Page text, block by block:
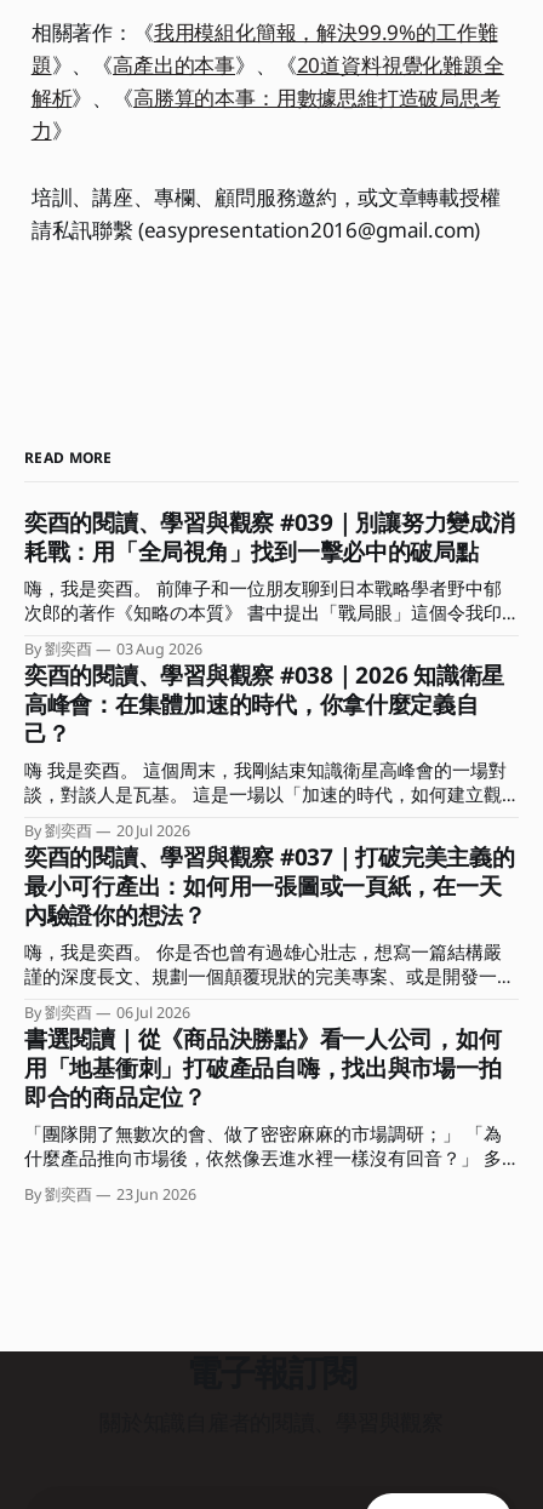
相關著作：《我用模組化簡報，解決99.9%的工作難
題》、《高產出的本事》、《20道資料視覺化難題全
解析》、《高勝算的本事：用數據思維打造破局思考
力》
培訓、講座、專欄、顧問服務邀約，或文章轉載授權
請私訊聯繫 (easypresentation2016@gmail.com)
READ MORE
奕酉的閱讀、學習與觀察 #039｜別讓努力變成消
耗戰：用「全局視角」找到一擊必中的破局點
嗨，我是奕酉。 前陣子和一位朋友聊到日本戰略學者野中郁
次郎的著作《知略の本質》 書中提出「戰局眼」這個令我印
象深刻的概念。作者分析歷史上許多以弱勝強的逆轉戰事，發
現頂尖指揮官能擺脫消耗戰，關鍵不在於盲目的執行力，而是
在混沌中能瞬間看穿局勢、找到破局點的洞察力。 書中也指
出，真正具備戰局眼的指揮官在關鍵時刻的決策有兩個關鍵：
一｜懂得捨棄。明白哪些局部利益能放棄，以換取整體戰局的
空間與時間。 二｜精準的時機感。知道何時該蓄力、何時該
果斷傾全力下注。 這讓我聯想到，這不正是多數人在面對競
爭時最欠缺的「全局視角」嗎？ 常有人問我：奕酉，為什麼
我每天拼命生內容、趕專案，產出卻總是像消耗品一樣，價格
總是拉不起來，甚至愈做愈累？ 答案其實很簡單：你是在用
微觀的戰術勤奮，掩蓋戰略上的懶惰。 這期電子報，我想和
你聊聊什麼是全局視角？能帶來哪些具體效益？又該如何在生
活與工作上培養這種全局視角？ ．．． 擺脫低價內耗，用全
局視角架設「迷宮無人機」 你是否也有過這樣的無力感？ 沒
日沒夜都在趕報告、生內容，還要處理客戶需求，忙得不可開
交，但產出卻總是被當成消耗品，難以產生更大價值？
By 劉奕酉 03 Aug 2026
奕酉的閱讀、學習與觀察 #038｜2026 知識衛星
高峰會：在集體加速的時代，你拿什麼定義自
己？
嗨 我是奕酉。 這個周末，我剛結束知識衛星高峰會的一場對
談，對談人是瓦基。 這是一場以「加速的時代，如何建立觀
點、用結構放大影響力」為主題的對談，在準備時我也在思
索：已經這麼多人在談 AI 的各種面向、各種應用技巧，我們
還能說些什麼？什麼又是前來參加的聽眾想要聽到的？ 「肯
定不是網路上查得到，也不會是你問 AI 會得到的內容。」 抱
持著這樣的心情，我和瓦基決定以各自扮演的角色說些自己的
深刻感受，包括創作者、學習者，還有自雇者、商業顧問的視
角來回答「加速的時代，如何建立觀點、用結構放大影響力」
這個問題。 不知道前來聆聽這場對談的你，最有印象的是哪
個部分？又有哪句話在你心中留下了一個位置？ 這期的電子
報，我想和你分享這場對談的重點摘要，還有沒說的部份。
我會聚焦在對談中我所分享的三個思考核心，希望能幫助你從
「時間輸出」的勞務中解放，拿回人生的主導權。 ．．． 集
體加速、各自焦慮：你是在前進，還是有效率地迷路？ 「兩
位認為 AI 時代最常見的盲點有哪些？」 在對談中的這道問題
很有意思。
By 劉奕酉 20 Jul 2026
奕酉的閱讀、學習與觀察 #037｜打破完美主義的
最小可行產出：如何用一張圖或一頁紙，在一天
內驗證你的想法？
嗨，我是奕酉。 你是否也曾有過雄心壯志，想寫一篇結構嚴
謹的深度長文、規劃一個顛覆現狀的完美專案、或是開發一堂
系統化的線上課程？結果在行事曆上拖了三週，每次打開工作
視窗或 筆記軟體，看著空白的螢幕，最後又默默把它關掉。
我們常常誤以為，要等到「準備周全、想得完美」了才能開始
交付，卻不知在瘋狂快進的變動時代，思考是內顯的、只有行
動產出是外顯的。 那些卡在腦中、沒有轉化為產出的完美想
法，對市場或職場而言都是不可見的，並不會產生任何價值。
而這種高思考、低產出的盲點，正是阻礙我們建立個人品牌與
專業影響力的大魔王。 這期電子報我想與你聊聊，如何利用
商業上的「最小可行產品」（Minimum Viable Product，
By 劉奕酉 06 Jul 2026
書選閱讀｜從《商品決勝點》看一人公司，如何
用「地基衝刺」打破產品自嗨，找出與市場一拍
即合的商品定位？
「團隊開了無數次的會、做了密密麻麻的市場調研；」 「為
什麼產品推向市場後，依然像丟進水裡一樣沒有回音？」 多
數人遇到這種困境，直覺會怪罪執行力不足或計畫不夠完美。
但有沒有可能我們從一開始，就精準地朝著錯誤的方向狂奔？
無法解決問題，反而容易引發「群體思維」與高階主管個人偏
的經驗，以及十多年來輔導超過三百個團隊的創投實務，共同
By 劉奕酉 23 Jun 2026